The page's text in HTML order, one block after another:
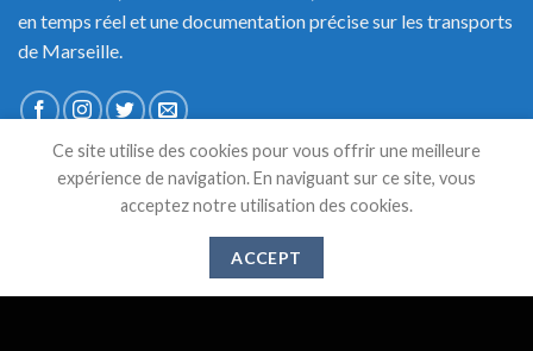
en temps réel et une documentation précise sur les transports
de Marseille.
DERNIERS ARTICLES
Suppression des lignes 521,526 et 583 à partir du 1er
Ce site utilise des cookies pour vous offrir une meilleure
expérience de navigation. En naviguant sur ce site, vous
acceptez notre utilisation des cookies.
ACCEPT